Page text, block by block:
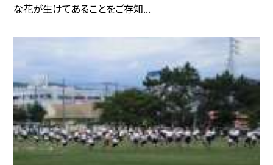
な花が生けてあることをご存知...